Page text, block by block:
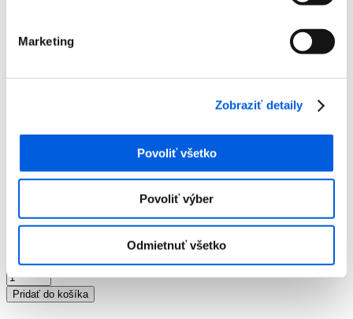
Marketing
Zobraziť detaily
Povoliť všetko
Povoliť výber
Odmietnuť všetko
Produkty
29,99€
množstvo
Pulóver
pánsky
Pridať do košíka